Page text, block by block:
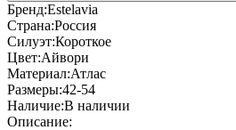
Бренд:Estelavia
Страна:Россия
Силуэт:Короткое
Цвет:Айвори
Материал:Атлас
Размеры:42-54
Наличие:В наличии
Описание: